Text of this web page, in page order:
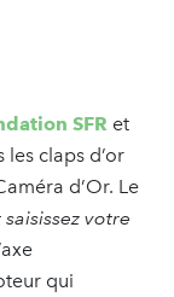
SFR et
claps d’or
d’Or. Le
votre
qui